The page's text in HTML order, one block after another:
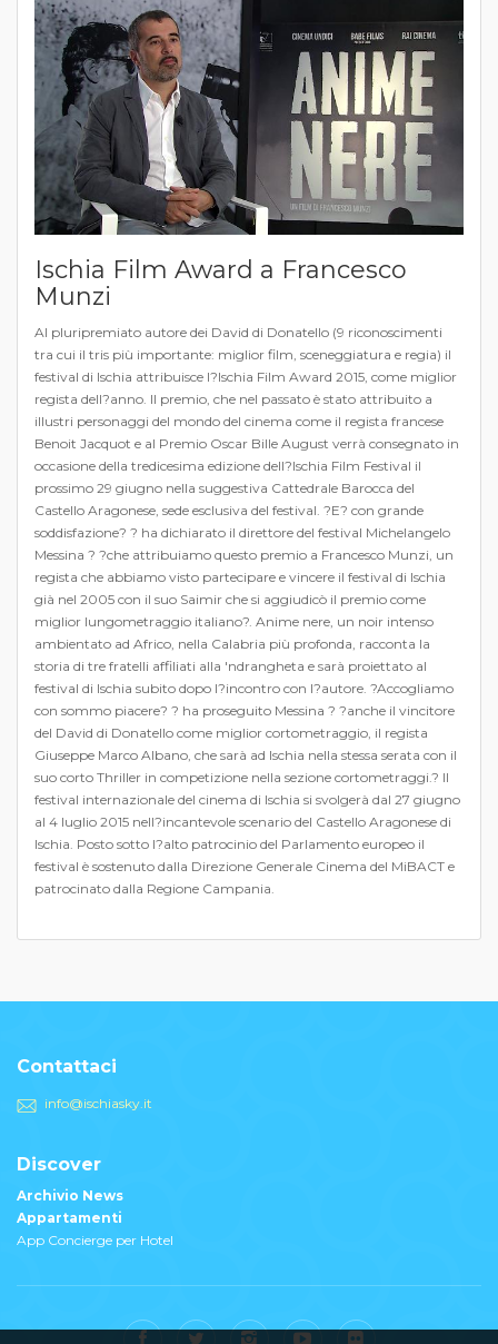
Ischia Film Award a Francesco
Munzi
Al pluripremiato autore dei David di Donatello (9 riconoscimenti
tra cui il tris più importante: miglior film, sceneggiatura e regia) il
festival di Ischia attribuisce l?Ischia Film Award 2015, come miglior
regista dell?anno. Il premio, che nel passato è stato attribuito a
illustri personaggi del mondo del cinema come il regista francese
Benoit Jacquot e al Premio Oscar Bille August verrà consegnato in
occasione della tredicesima edizione dell?Ischia Film Festival il
prossimo 29 giugno nella suggestiva Cattedrale Barocca del
Castello Aragonese, sede esclusiva del festival. ?E? con grande
soddisfazione? ? ha dichiarato il direttore del festival Michelangelo
Messina ? ?che attribuiamo questo premio a Francesco Munzi, un
regista che abbiamo visto partecipare e vincere il festival di Ischia
già nel 2005 con il suo Saimir che si aggiudicò il premio come
miglior lungometraggio italiano?. Anime nere, un noir intenso
ambientato ad Africo, nella Calabria più profonda, racconta la
storia di tre fratelli affiliati alla 'ndrangheta e sarà proiettato al
festival di Ischia subito dopo l?incontro con l?autore. ?Accogliamo
con sommo piacere? ? ha proseguito Messina ? ?anche il vincitore
del David di Donatello come miglior cortometraggio, il regista
Giuseppe Marco Albano, che sarà ad Ischia nella stessa serata con il
suo corto Thriller in competizione nella sezione cortometraggi.? Il
festival internazionale del cinema di Ischia si svolgerà dal 27 giugno
al 4 luglio 2015 nell?incantevole scenario del Castello Aragonese di
Ischia. Posto sotto l?alto patrocinio del Parlamento europeo il
festival è sostenuto dalla Direzione Generale Cinema del MiBACT e
patrocinato dalla Regione Campania.
Contattaci
info@ischiasky.it
Discover
Archivio News
Appartamenti
App Concierge per Hotel